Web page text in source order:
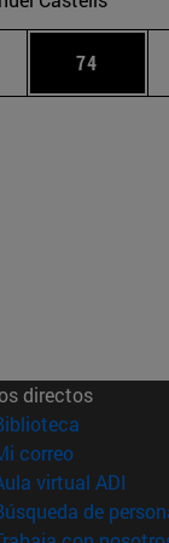
Use TAB
Página
74
directos
(abre en
correo(abre en
virtual ADI
de